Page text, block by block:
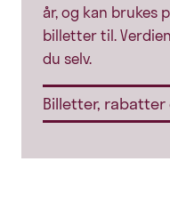
år, og kan brukes
billetter til.
du selv.
Billetter,